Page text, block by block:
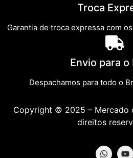
Troca
Garantia de troca expressa com
Envio para o
Despachamos para todo o
Copyright © 2025 – Mercado
direitos